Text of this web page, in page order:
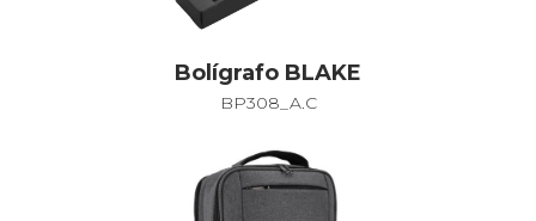
Bolígrafo BLAKE
BP308_A.C